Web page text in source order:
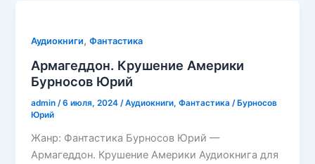
Аудиокниги,Фантастика
Армагеддон. Крушение Америки
Бурносов Юрий
admin/6 июля, 2024/Аудиокниги,Фантастика / Бурносов
Юрий
Жанр: Фантастика Бурносов Юрий —
Армагеддон. Крушение Америки Аудиокнига для